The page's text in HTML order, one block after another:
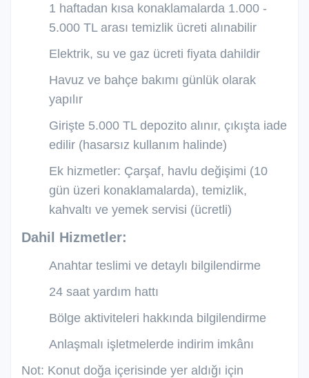
1 haftadan kısa konaklamalarda 1.000 -
5.000 TL arası temizlik ücreti alınabilir
Elektrik, su ve gaz ücreti fiyata dahildir
Havuz ve bahçe bakımı günlük olarak
yapılır
Girişte 5.000 TL depozito alınır, çıkışta iade
edilir (hasarsız kullanım halinde)
Ek hizmetler: Çarşaf, havlu değişimi (10
gün üzeri konaklamalarda), temizlik,
kahvaltı ve yemek servisi (ücretli)
Dahil Hizmetler:
Anahtar teslimi ve detaylı bilgilendirme
24 saat yardım hattı
Bölge aktiviteleri hakkında bilgilendirme
Anlaşmalı işletmelerde indirim imkânı
Not: Konut doğa içerisinde yer aldığı için